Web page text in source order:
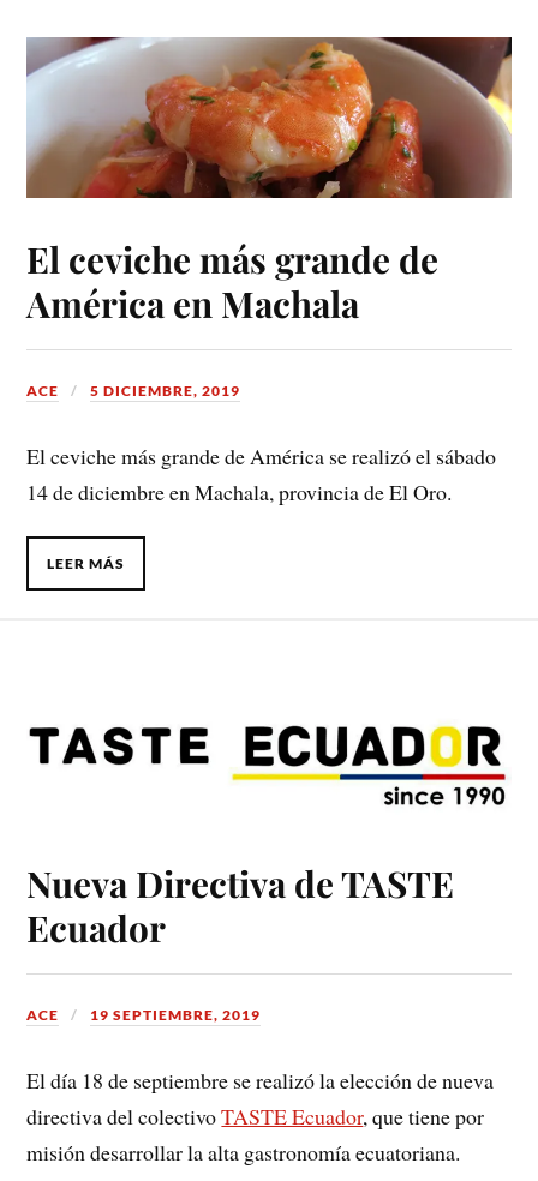
El ceviche más grande de
América en Machala
ACE 5 DICIEMBRE, 2019
El ceviche más grande de América se realizó el sábado
14 de diciembre en Machala, provincia de El Oro.
LEER MÁS
Nueva Directiva de TASTE
Ecuador
ACE 19 SEPTIEMBRE, 2019
El día 18 de septiembre se realizó la elección de nueva
directiva del colectivoTASTE Ecuador, que tiene por
misión desarrollar la alta gastronomía ecuatoriana.